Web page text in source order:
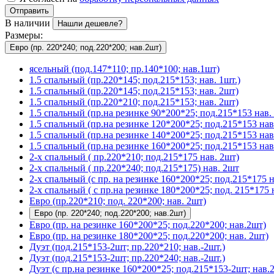
Отправить
В наличии Нашли дешевле?
Размеры:
Евро (пр. 220*240; под.220*200; нав.2шт)
ясельный (под.147*110; пр.140*100; нав.1шт)
1.5 спальный (пр.220*145; под.215*153; нав. 1шт.)
1.5 спальный (пр.220*145; под.215*153; нав. 2шт)
1.5 спальный (пр.220*210; под.215*153; нав. 2шт)
1.5 спальный (пр.на резинке 90*200*25; под.215*153
1.5 спальный (пр.на резинке 120*200*25; под.215*153
1.5 спальный (пр.на резинке 140*200*25; под.215*153
1.5 спальный (пр.на резинке 160*200*25; под.215*153
2-х спальный ( пр.220*210; под.215*175 нав. 2шт)
2-х спальный ( пр.220*240; под.215*175) нав. 2шт
2-х спальный (с пр. на резинке 160*200*25; под.215*175
2-х спальный ( с пр.на резинке 180*200*25; под. 215*175
Евро (пр.220*210; под. 220*200; нав. 2шт)
Евро (пр. 220*240; под.220*200; нав.2шт)
Евро (пр. на резинке 160*200*25; под.220*200; нав.2шт)
Евро (пр. на резинке 180*200*25; под.220*200; нав. 2шт)
Дуэт (под.215*153-2шт; пр.220*210; нав.-2шт.)
Дуэт (под.215*153-2шт; пр.220*240; нав.-2шт.)
Дуэт (с пр.на резинке 160*200*25; под.215*153-2шт;